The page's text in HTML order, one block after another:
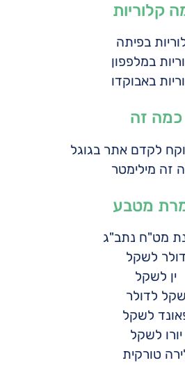
קלוריות
בפיתה
במלפפון
באבוקדו
כמה זה
לקדם אתר בגוגל
זה מילימטר
מטבע
מט"ח נתב"ג
דולר לשקל
ין לשקל
שקל לדולר
לשקל
יורו לשקל
טורקית